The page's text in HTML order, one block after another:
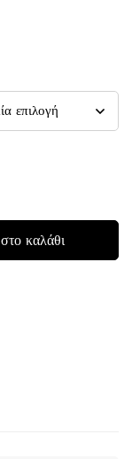
καλάθι